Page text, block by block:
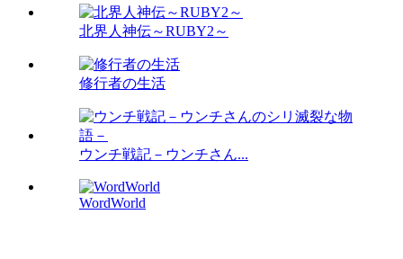
北界人神伝～RUBY2～
修行者の生活
ウンチ戦記－ウンチさん...
WordWorld